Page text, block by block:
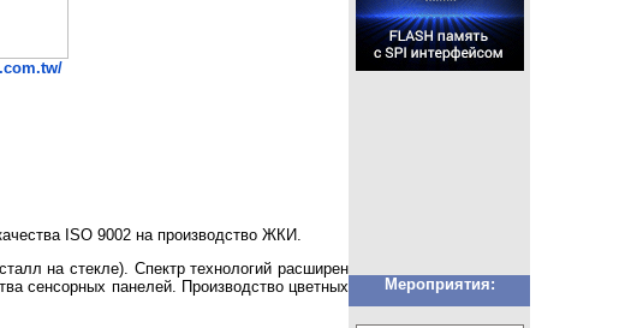
ISO 9002 на производство ЖКИ.
на стекле). Спектр технологий расширен
сенсорных панелей. Производство цветных
Мероприятия: